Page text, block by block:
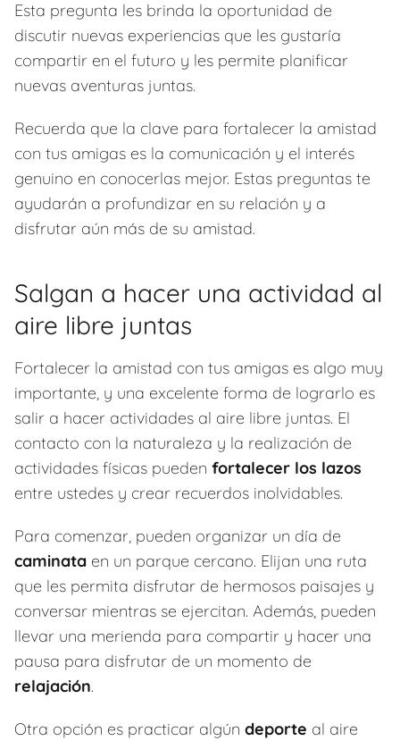
Esta pregunta les brinda la oportunidad de
discutir nuevas experiencias que les gustaría
compartir en el futuro y les permite planificar
nuevas aventuras juntas.
Recuerda que la clave para fortalecer la amistad
con tus amigas es la comunicación y el interés
genuino en conocerlas mejor. Estas preguntas te
ayudarán a profundizar en su relación y a
disfrutar aún más de su amistad.
Salgan a hacer una actividad al
aire libre juntas
Fortalecer la amistad con tus amigas es algo muy
importante, y una excelente forma de lograrlo es
salir a hacer actividades al aire libre juntas. El
contacto con la naturaleza y la realización de
actividades físicas pueden fortalecer los lazos
entre ustedes y crear recuerdos inolvidables.
Para comenzar, pueden organizar un día de
caminata en un parque cercano. Elijan una ruta
que les permita disfrutar de hermosos paisajes y
conversar mientras se ejercitan. Además, pueden
llevar una merienda para compartir y hacer una
pausa para disfrutar de un momento de
relajación.
Otra opción es practicar algún deporte al aire